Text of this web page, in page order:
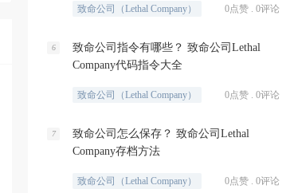
致命公司（Lethal Company） 0点赞 . 0评论
6
致命公司指令有哪些？ 致命公司Lethal
Company代码指令大全
致命公司（Lethal Company） 0点赞 . 0评论
7
致命公司怎么保存？ 致命公司Lethal
Company存档方法
致命公司（Lethal Company） 0点赞 . 0评论